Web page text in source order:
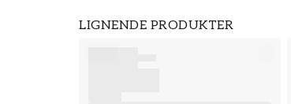
LIGNENDE PRODUKTER